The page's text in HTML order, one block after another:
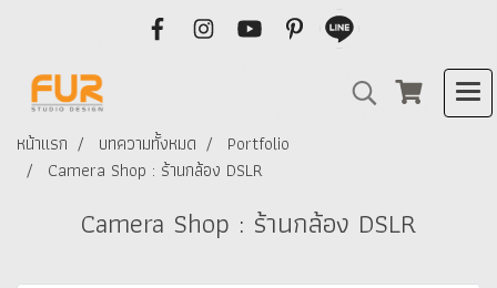
หน้าแรก บทความทั้งหมด
Portfolio
Camera Shop : ร้านกล้อง DSLR
Camera Shop : ร้านกล้อง DSLR